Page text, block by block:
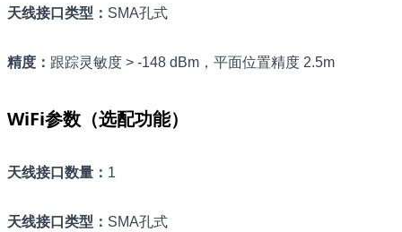
天线接口类型 ： SMA孔式
精度 ： 跟踪灵敏度 > -148 dBm，平面位置精度 2.5m
WiFi参数（选配功能）
天线接口数量 ： 1
天线接口类型 ： SMA孔式